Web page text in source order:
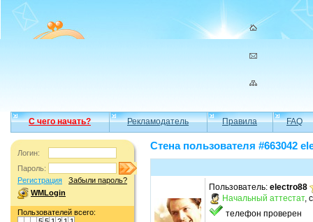
С чего начать? Рекламодатель Правила FAQ
Логин:
Пароль:
Регистрация
Забыли пароль?
WMLogin
Пользователей всего:
Стена пользователя #663042
Пользователь: electro88
Начальный аттестат,
телефон проверен